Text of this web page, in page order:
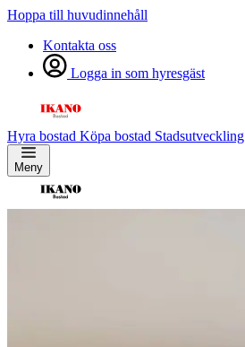
Hoppa till huvudinnehåll
Kontakta oss
Logga in som hyresgäst
Hyra bostad Köpa bostad Stadsutveckling
Meny